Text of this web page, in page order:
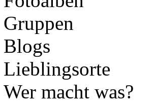
Gruppen
Blogs
Lieblingsorte
Wer macht was?